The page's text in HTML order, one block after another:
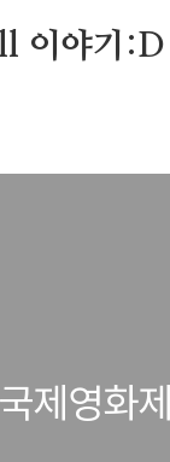
이야기:D
제영화